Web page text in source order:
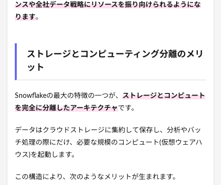
ンスや全社データ戦略にリソースを振り向けられるようにな
ります。
ストレージとコンピューティング分離のメリ
ット
Snowflakeの最大の特徴の一つが、 ストレージとコンピュート
を完全に分離したアーキテクチャです。
データはクラウドストレージに集約して保存し、分析やバッ
チ処理の際にだけ、必要な規模のコンピュート(仮想ウェアハ
ウス)を起動します。
この構造により、次のようなメリットが生まれます。